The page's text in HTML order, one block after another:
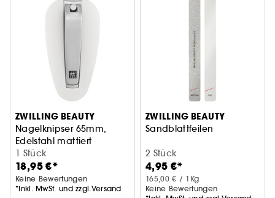
ZWILLING BEAUTY
Nagelknipser 65mm,
Edelstahl mattiert
1 Stück
18,95 €*
Keine Bewertungen
*Inkl. MwSt. und zzgl.Versand
ZWILLING BEAUTY
Sandblattfeilen
2 Stück
4,95 €*
165,00 € / 1Kg
Keine Bewertungen